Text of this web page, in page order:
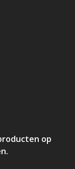
op